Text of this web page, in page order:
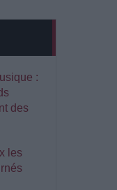
:
des
les